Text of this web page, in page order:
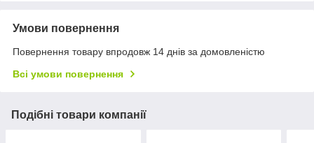
Умови повернення
Повернення товару впродовж 14 днів за домовленістю
Всі умови повернення
Подібні товари компанії